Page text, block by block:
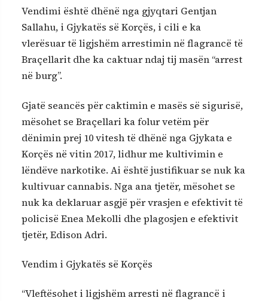
Vendimi është dhënë nga gjyqtari Gentjan
Sallahu, i Gjykatës së Korçës, i cili e ka
vlerësuar të ligjshëm arrestimin në flagrancë të
Braçellarit dhe ka caktuar ndaj tij masën “arrest
në burg”.
Gjatë seancës për caktimin e masës së sigurisë,
mësohet se Braçellari ka folur vetëm për
dënimin prej 10 vitesh të dhënë nga Gjykata e
Korçës në vitin 2017, lidhur me kultivimin e
lëndëve narkotike. Ai është justifikuar se nuk ka
kultivuar cannabis. Nga ana tjetër, mësohet se
nuk ka deklaruar asgjë për vrasjen e efektivit të
policisë Enea Mekolli dhe plagosjen e efektivit
tjetër, Edison Adri.
Vendim i Gjykatës së Korçës
“Vleftësohet i ligjshëm arresti në flagrancë i